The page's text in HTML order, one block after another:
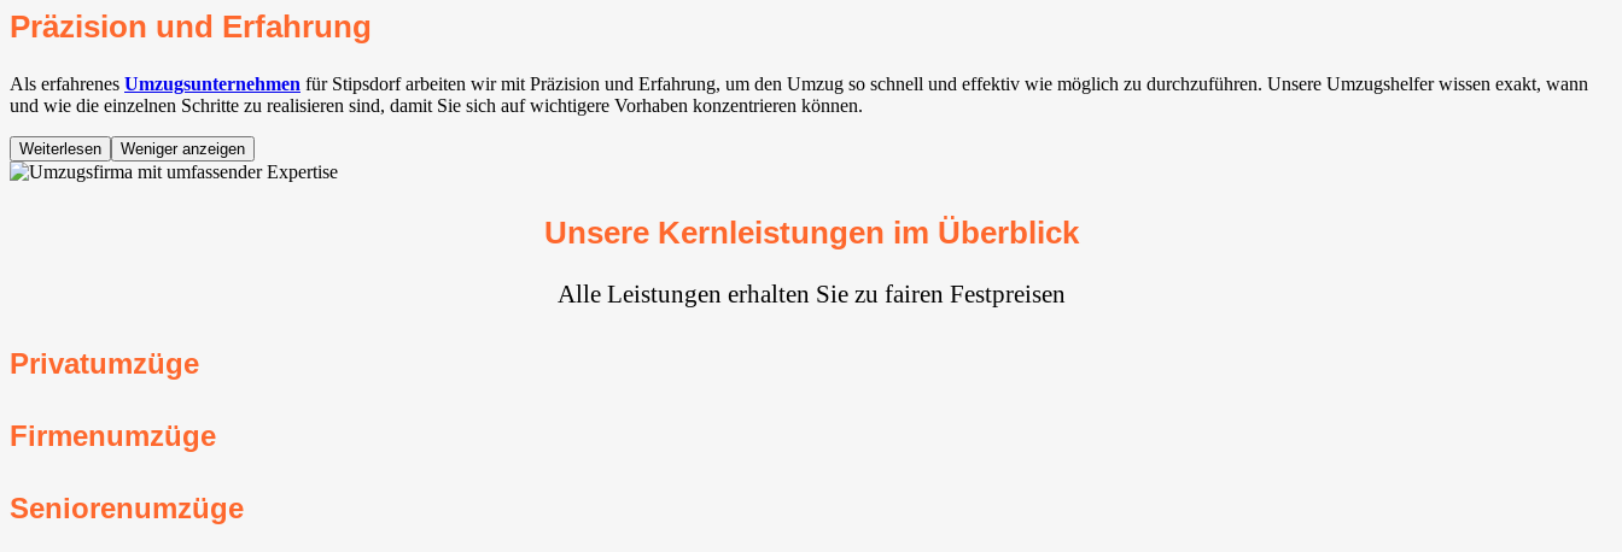
Präzision und Erfahrung
Als erfahrenes Umzugsunternehmen für Stipsdorf arbeiten wir mit Präzision und Erfahrung, um den Umzug so schnell und effektiv wie möglich zu durchzuführen. Unsere Umzugshelfer wissen exakt, wann
und wie die einzelnen Schritte zu realisieren sind, damit Sie sich auf wichtigere Vorhaben konzentrieren können.
Weiterlesen Weniger anzeigen
Unsere Kernleistungen im Überblick
Alle Leistungen erhalten Sie zu fairen Festpreisen
Privatumzüge
Firmenumzüge
Seniorenumzüge